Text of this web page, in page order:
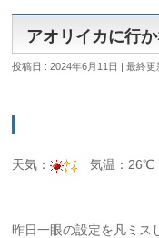
アオリイカに行
投稿日 : 2024年6月11日 最終更
天気： 気温：26℃
昨日一眼の設定を凡ミス